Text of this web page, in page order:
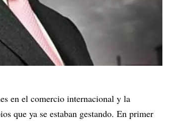
en el comercio internacional y la
que ya se estaban gestando. En primer